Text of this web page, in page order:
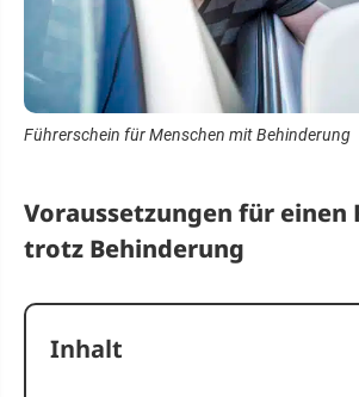
Führerschein für Menschen mit Behinderung
Voraussetzungen für einen
trotz Behinderung
Inhalt